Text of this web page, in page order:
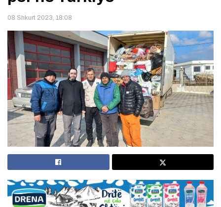
08 Shkurt 2023, 18:08